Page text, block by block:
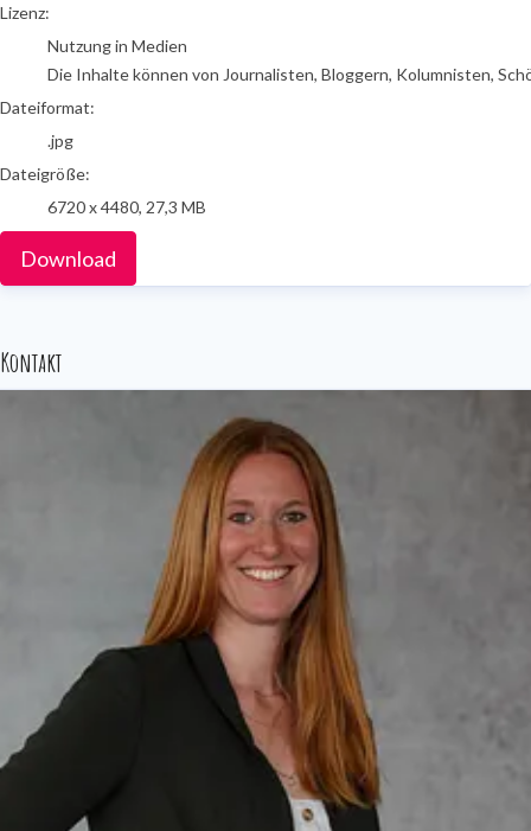
go to media item
Lizenz:
Nutzung in Medien
Die Inhalte können von Journalisten, Bloggern, Kolumnisten,
Dateiformat:
.jpg
Dateigröße:
6720 x 4480, 27,3 MB
Download
Kontakt